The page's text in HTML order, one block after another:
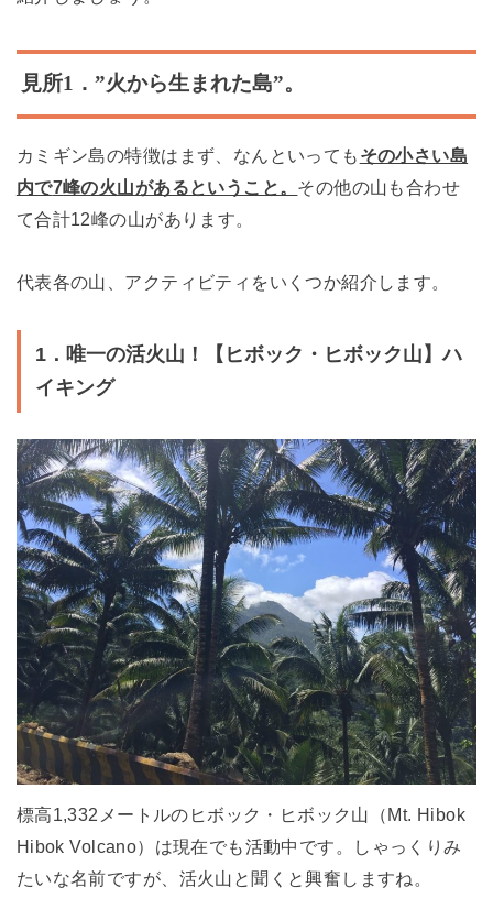
見所1 ． ”火から生まれた島”。
カミギン島の特徴はまず、なんといっても その小さい島
内で7峰の火山があるということ。 その他の山も合わせ
て合計12峰の山があります。
代表各の山、アクティビティをいくつか紹介します。
1．唯一の活火山！【ヒボック・ヒボック山】ハ
イキング
標高1,332メートルのヒボック・ヒボック山（Mt. Hibok
Hibok Volcano）は現在でも活動中です。しゃっくりみ
たいな名前ですが、活火山と聞くと興奮しますね。